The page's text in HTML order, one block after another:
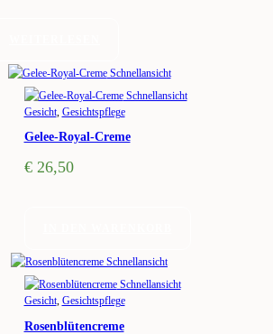
Schnellansicht
Schnellansicht
Gesicht, Gesichtspflege
Gelee-Royal-Creme
€26,50
Schnellansicht
Schnellansicht
Gesicht, Gesichtspflege
Rosenblütencreme